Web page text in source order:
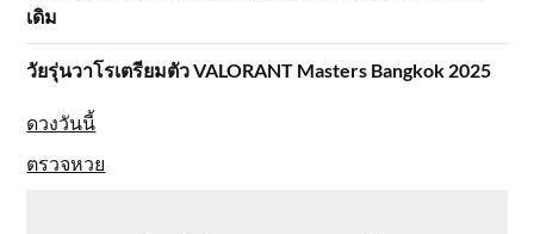
เดิม
วัยรุ่นวาโรเตรียมตัว VALORANT Masters Bangkok 2025
ดวงวันนี้
ตรวจหวย